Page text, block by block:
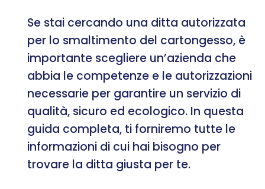
Se stai cercando una ditta autorizzata
per lo smaltimento del cartongesso, è
importante scegliere un’azienda che
abbia le competenze e le autorizzazioni
necessarie per garantire un servizio di
qualità, sicuro ed ecologico. In questa
guida completa, ti forniremo tutte le
informazioni di cui hai bisogno per
trovare la ditta giusta per te.